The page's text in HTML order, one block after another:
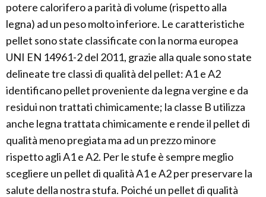
potere calorifero a parità di volume (rispetto alla
legna) ad un peso molto inferiore. Le caratteristiche
pellet sono state classificate con la norma europea
UNI EN 14961-2 del 2011, grazie alla quale sono state
delineate tre classi di qualità del pellet: A1 e A2
identificano pellet proveniente da legna vergine e da
residui non trattati chimicamente; la classe B utilizza
anche legna trattata chimicamente e rende il pellet di
qualità meno pregiata ma ad un prezzo minore
rispetto agli A1 e A2. Per le stufe è sempre meglio
scegliere un pellet di qualità A1 e A2 per preservare la
salute della nostra stufa. Poiché un pellet di qualità